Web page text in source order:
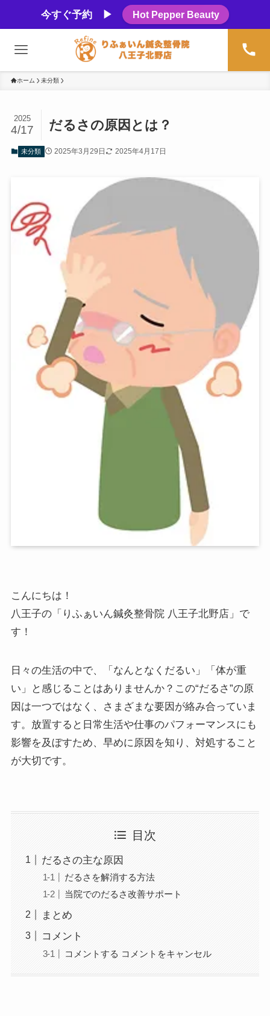
今すぐ予約 ▶ Hot Pepper Beauty
ホーム 未分類
だるさの原因とは？
2025
4/17
未分類 2025年3月29日 2025年4月17日
こんにちは！
八王子の「りふぁいん鍼灸整骨院 八王子北野店」で
す！
日々の生活の中で、「なんとなくだるい」「体が重
い」と感じることはありませんか？この“だるさ”の原
因は一つではなく、さまざまな要因が絡み合っていま
す。放置すると日常生活や仕事のパフォーマンスにも
影響を及ぼすため、早めに原因を知り、対処すること
が大切です。
目次
だるさの主な原因
だるさを解消する方法
当院でのだるさ改善サポート
まとめ
コメント
コメントする コメントをキャンセル